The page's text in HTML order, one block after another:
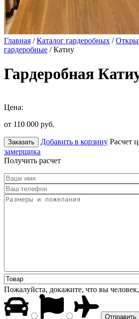
Главная /Каталог гардеробных /
гардеробные / Катиу
Гардеробная
Цена:
от 110 000 руб.
Заказать Добавить в корзину Расчет
замерщика
Получить расчет
Пожалуйста, докажите, что вы